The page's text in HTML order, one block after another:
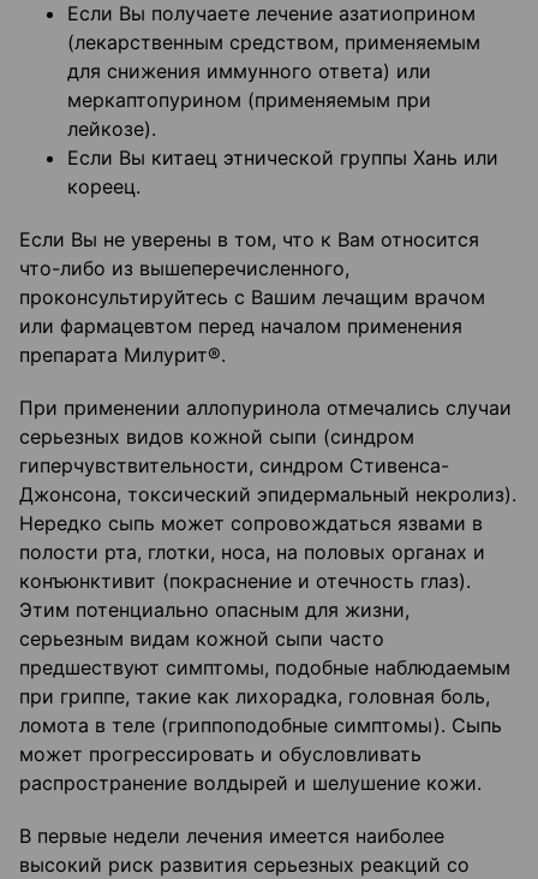
Если Вы получаете лечение азатиоприном
(лекарственным средством, применяемым
для снижения иммунного ответа) или
меркаптопурином (применяемым при
лейкозе).
Если Вы китаец этнической группы Хань или
кореец.
Если Вы не уверены в том, что к Вам относится
что-либо из вышеперечисленного,
проконсультируйтесь с Вашим лечащим врачом
или фармацевтом перед началом применения
препарата Милурит®.
При применении аллопуринола отмечались случаи
серьезных видов кожной сыпи (синдром
гиперчувствительности, синдром Стивенса-
Джонсона, токсический эпидермальный некролиз).
Нередко сыпь может сопровождаться язвами в
полости рта, глотки, носа, на половых органах и
конъюнктивит (покраснение и отечность глаз).
Этим потенциально опасным для жизни,
серьезным видам кожной сыпи часто
предшествуют симптомы, подобные наблюдаемым
при гриппе, такие как лихорадка, головная боль,
ломота в теле (гриппоподобные симптомы). Сыпь
может прогрессировать и обусловливать
распространение волдырей и шелушение кожи.
В первые недели лечения имеется наиболее
высокий риск развития серьезных реакций со